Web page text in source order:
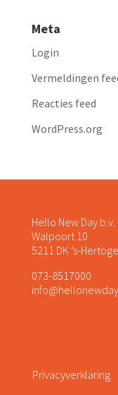
Meta
Login
Vermeldingen
Reacties feed
WordPress.org
Hello New Day b.v.
Walpoort 10
5211 DK ’s-
073-8517000
Privacyverklaring